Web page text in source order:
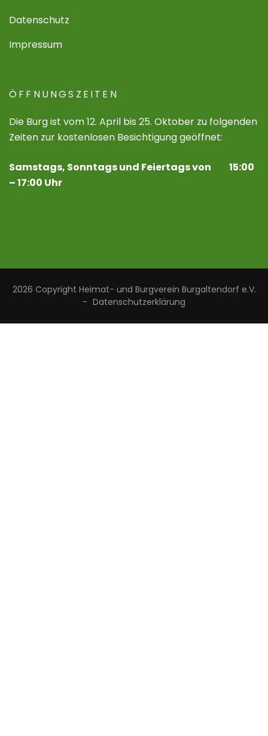
Datenschutz
Impressum
ÖFFNUNGSZEITEN
Die Burg ist vom 12. April bis 25. Oktober zu folgenden
Zeiten zur kostenlosen Besichtigung geöffnet:
Samstags, Sonntags und Feiertags von 15:00
– 17:00 Uhr
2026 Copyright Heimat- und Burgverein Burgaltendorf e.V.
- Datenschutzerklärung